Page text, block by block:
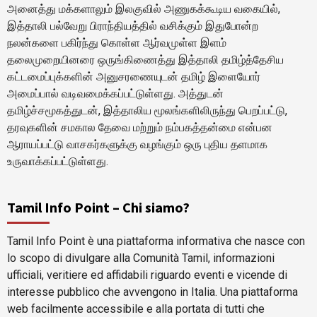
அனைத்து மக்களாலும் இலகுவில் அணுகக்கூடிய வகையில்,
இத்தாலி பல்வேறு பிராந்தியத்தில் வசிக்கும் இதுபோன்ற
நலன்களை பகிர்ந்து கொள்ள ஆர்வமுள்ள இளம்
தலைமுறையினரை ஒருங்கிணைத்து இத்தாலி தமிழ்த்தேசிய
கட்டமைப்புக்களின் அனுசரணையுடன் தமிழ் இளையோர்
அமைப்பால் வடிவமைக்கப்பட்டுள்ளது. அத்துடன்
தமிழ்ச்சமூகத்துடன், இத்தாலிய மூலங்களிலிருந்து பெறப்பட்டு,
தரவுகளின் சமகால தேவை மற்றும் நம்பகத்தன்மை என்பன
ஆராயப்பட்டு வாசகர்களுக்கு வழங்கும் ஒரு புதிய தளமாக
உருவாக்கப்பட்டுள்ளது.
Tamil Info Point – Chi siamo?
Tamil Info Point è una piattaforma informativa che nasce con
lo scopo di divulgare alla Comunità Tamil, informazioni
ufficiali, veritiere ed affidabili riguardo eventi e vicende di
interesse pubblico che avvengono in Italia. Una piattaforma
web facilmente accessibile e alla portata di tutti che